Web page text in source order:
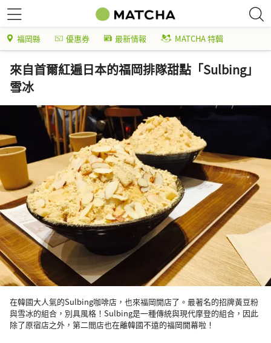
福岡縣 優惠券 最新情報 MATCHA 特輯
來自首爾紅遍日本的福岡排隊甜點「Sulbing」
雪冰
在韓國大人氣的Sulbing咖啡店，也來福岡開店了。最著名的招牌黃豆粉
與雪冰的組合，別具風格！Sulbing是一種傳統與現代摩登的組合，因此
除了原宿店之外，第二間店也在離韓國不遠的福岡開幕啦！